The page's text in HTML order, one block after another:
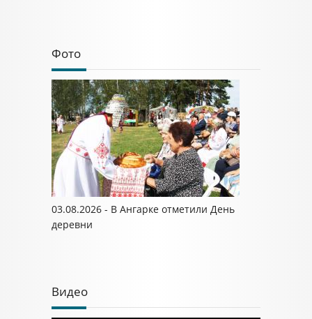
Фото
03.08.2026 - В Ангарке отметили День
деревни
Видео